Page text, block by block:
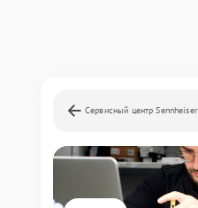
Сервисный центр Sennheiser